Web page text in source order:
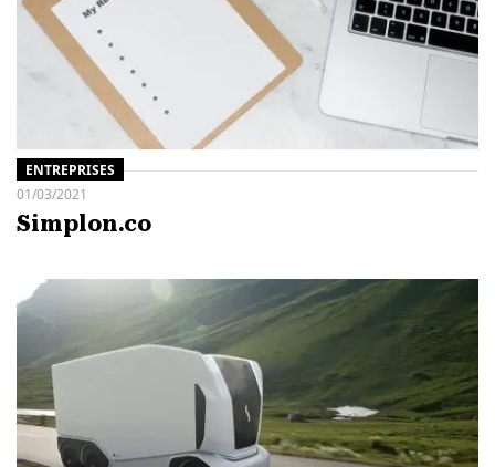
ENTREPRISES
01/03/2021
Simplon.co